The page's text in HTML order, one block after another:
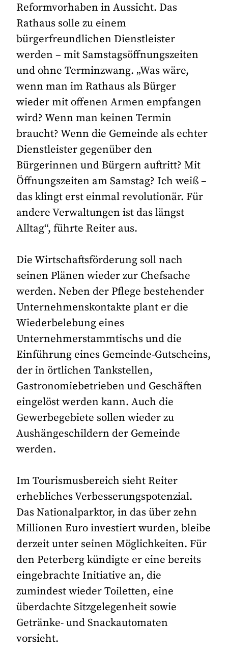
Reformvorhaben in Aussicht. Das
Rathaus solle zu einem
bürgerfreundlichen Dienstleister
werden – mit Samstagsöffnungszeiten
und ohne Terminzwang. „Was wäre,
wenn man im Rathaus als Bürger
wieder mit offenen Armen empfangen
wird? Wenn man keinen Termin
braucht? Wenn die Gemeinde als echter
Dienstleister gegenüber den
Bürgerinnen und Bürgern auftritt? Mit
Öffnungszeiten am Samstag? Ich weiß –
das klingt erst einmal revolutionär. Für
andere Verwaltungen ist das längst
Alltag“, führte Reiter aus.
Die Wirtschaftsförderung soll nach
seinen Plänen wieder zur Chefsache
werden. Neben der Pflege bestehender
Unternehmenskontakte plant er die
Wiederbelebung eines
Unternehmerstammtischs und die
Einführung eines Gemeinde-Gutscheins,
der in örtlichen Tankstellen,
Gastronomiebetrieben und Geschäften
eingelöst werden kann. Auch die
Gewerbegebiete sollen wieder zu
Aushängeschildern der Gemeinde
werden.
Im Tourismusbereich sieht Reiter
erhebliches Verbesserungspotenzial.
Das Nationalparktor, in das über zehn
Millionen Euro investiert wurden, bleibe
derzeit unter seinen Möglichkeiten. Für
den Peterberg kündigte er eine bereits
eingebrachte Initiative an, die
zumindest wieder Toiletten, eine
überdachte Sitzgelegenheit sowie
Getränke- und Snackautomaten
vorsieht.